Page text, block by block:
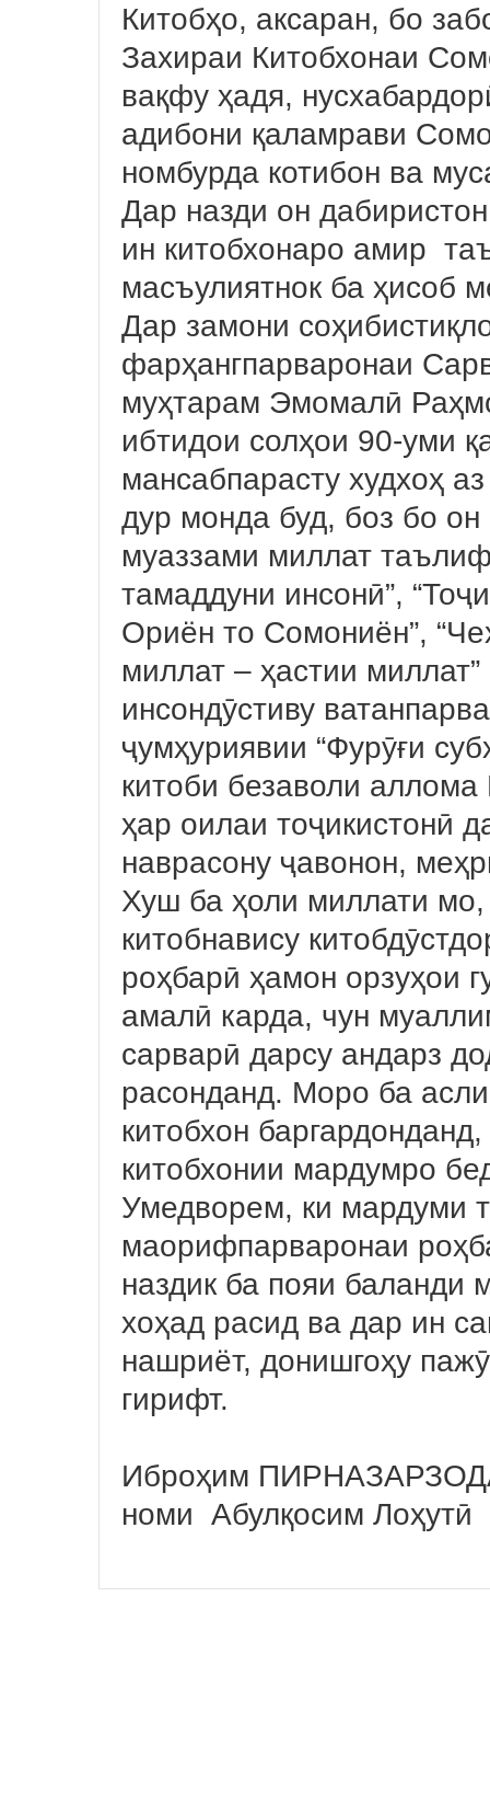
Китобҳо, аксаран, бо
Захираи Китобхонаи
вақфу ҳадя,
адибони қаламрави
номбурда котибон ва
Дар назди он
ин китобхонаро амир
масъулиятнок ба ҳисоб
Дар замони
фарҳангпарваронаи
муҳтарам Эмомалӣ
ибтидои солҳои 90-уми
мансабпарасту худхоҳ
дур монда буд, боз бо
муаззами миллат
тамаддуни инсонӣ”,
Ориён то Сомониён”,
миллат – ҳастии
инсондӯстиву
ҷумҳуриявии “Фурӯғи
китоби безаволи
ҳар оилаи тоҷикистонӣ
наврасону ҷавонон,
Хуш ба ҳоли миллати мо,
китобнавису
роҳбарӣ ҳамон орзуҳои
амалӣ карда, чун
сарварӣ дарсу андарз
расонданд. Моро ба
китобхон
китобхонии мардумро
Умедворем, ки мардуми
маорифпарваронаи
наздик ба пояи баланди
хоҳад расид ва дар ин
нашриёт, донишгоҳу
гирифт.
Иброҳим
номи Абулқосим Лоҳутӣ